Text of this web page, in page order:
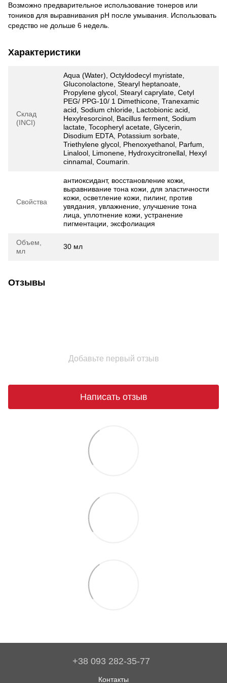
Возможно предварительное использование тонеров или
тоников для выравнивания pH после умывания. Использовать
средство не дольше 6 недель.
Характеристики
Склад
(INCI)
Aqua (Water), Octyldodecyl myristate,
Gluconolactone, Stearyl heptanoate,
Propylene glycol, Stearyl caprylate, Cetyl
PEG/ PPG-10/ 1 Dimethicone, Tranexamic
acid, Sodium chloride, Lactobionic acid,
Hexylresorcinol, Bacillus ferment, Sodium
lactate, Tocopheryl acetate, Glycerin,
Disodium EDTA, Potassium sorbate,
Triethylene glycol, Phenoxyethanol, Parfum,
Linalool, Limonene, Hydroxycitronellal, Hexyl
cinnamal, Coumarin.
Свойства
антиоксидант, восстановление кожи,
выравнивание тона кожи, для эластичности
кожи, осветление кожи, пилинг, против
увядания, увлажнение, улучшение тона
лица, уплотнение кожи, устранение
пигментации, эксфолиация
Объем,
мл
30 мл
Отзывы
Добавьте первый отзыв
Написать отзыв
+38 093 282-35-77
Контакты